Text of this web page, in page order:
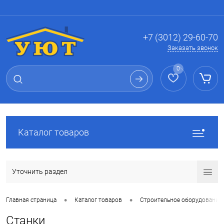
+7 (3012) 29-60-70
Заказать звонок
0
Каталог товаров
Уточнить раздел
Главная страница • Каталог товаров • Строительное оборудование
Станки